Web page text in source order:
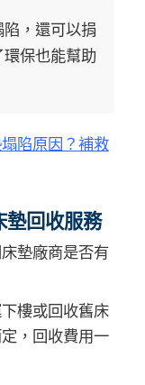
，還可以捐
保也能幫助
陷原因？補救
墊回收服務
墊廠商是否有
樓或回收舊床
，回收費用一